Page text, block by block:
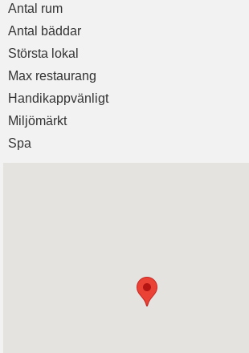
Antal rum
Antal bäddar
Största lokal
Max restaurang
Handikappvänligt
Miljömärkt
Spa